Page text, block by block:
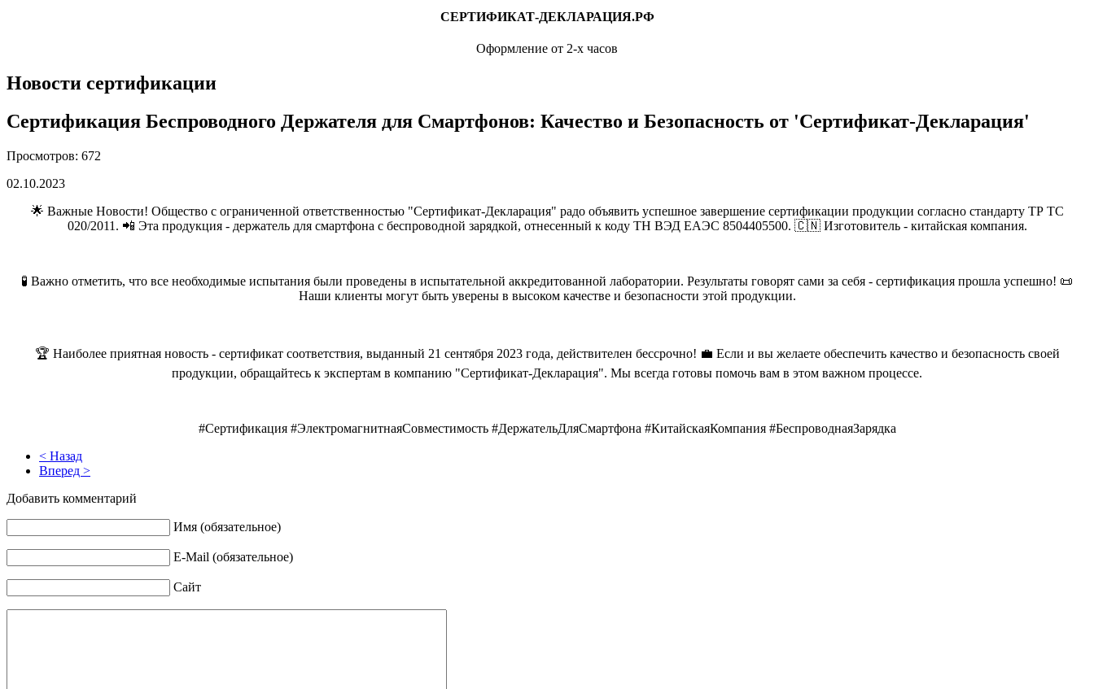
СЕРТИФИКАТ-ДЕКЛАРАЦИЯ.РФ
Оформление от 2-х часов
Новости сертификации
Сертификация Беспроводного Держателя для Смартфонов: Качество и Безопасность от 'Сертификат-Декларация'
Просмотров: 672
02.10.2023
🌟 Важные Новости! Общество с ограниченной ответственностью "Сертификат-Декларация" радо объявить успешное завершение сертификации продукции согласно стандарту ТР ТС
020/2011. 📲 Эта продукция - держатель для смартфона с беспроводной зарядкой, отнесенный к коду ТН ВЭД ЕАЭС 8504405500. 🇨🇳 Изготовитель - китайская компания.
🧪 Важно отметить, что все необходимые испытания были проведены в испытательной аккредитованной лаборатории. Результаты говорят сами за себя - сертификация прошла успешно! 📜
Наши клиенты могут быть уверены в высоком качестве и безопасности этой продукции.
🏆 Наиболее приятная новость - сертификат соответствия, выданный 21 сентября 2023 года, действителен бессрочно! 💼 Если и вы желаете обеспечить качество и безопасность своей
продукции, обращайтесь к экспертам в компанию "Сертификат-Декларация". Мы всегда готовы помочь вам в этом важном процессе.
#Сертификация #ЭлектромагнитнаяСовместимость #ДержательДляСмартфона #КитайскаяКомпания #БеспроводнаяЗарядка
< Назад
Вперед >
Добавить комментарий
Имя (обязательное)
E-Mail (обязательное)
Сайт